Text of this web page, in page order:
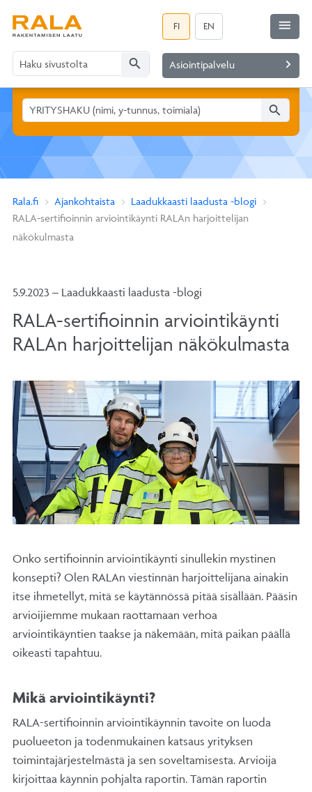
FI EN
search Asiointipalvelu navigate_next
menu
search
Rala.fi Ajankohtaista
Laadukkaasti laadusta -blogi
RALA-sertifioinnin arviointikäynti RALAn harjoittelijan
näkökulmasta
5.9.2023 – Laadukkaasti laadusta -blogi
RALA-sertifioinnin arviointikäynti
RALAn harjoittelijan näkökulmasta
Onko sertifioinnin arviointikäynti sinullekin mystinen
konsepti? Olen RALAn viestinnän harjoittelijana ainakin
itse ihmetellyt, mitä se käytännössä pitää sisällään. Pääsin
arvioijiemme mukaan raottamaan verhoa
arviointikäyntien taakse ja näkemään, mitä paikan päällä
oikeasti tapahtuu.
Mikä arviointikäynti?
RALA-sertifioinnin arviointikäynnin tavoite on luoda
puolueeton ja todenmukainen katsaus yrityksen
toimintajärjestelmästä ja sen soveltamisesta. Arvioija
kirjoittaa käynnin pohjalta raportin. Tämän raportin